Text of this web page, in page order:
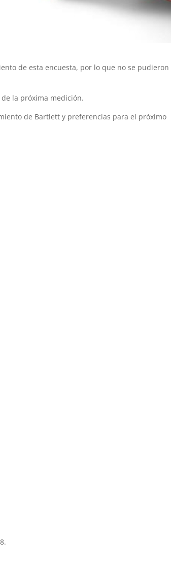
de esta encuesta, por lo que no se pudieron
la próxima medición.
de Bartlett y preferencias para el próximo